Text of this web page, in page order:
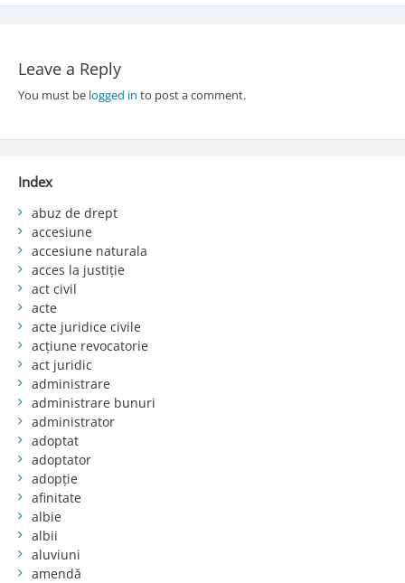
Leave a Reply
You must be logged in to post a comment.
Index
abuz de drept
accesiune
accesiune naturala
acces la justiție
act civil
acte
acte juridice civile
acțiune revocatorie
act juridic
administrare
administrare bunuri
administrator
adoptat
adoptator
adopție
afinitate
albie
albii
aluviuni
amendă